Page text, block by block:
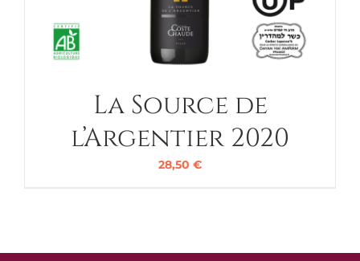
La Source de
l’Argentier 2020
28,50 €